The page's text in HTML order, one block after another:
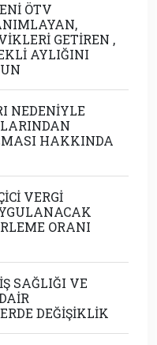
ÖTV
GETİREN ,
AYLIĞINI
NEDENİYLE
HAKKINDA
VERGİ
ORANI
SAĞLIĞI VE
DEĞİŞİKLİK